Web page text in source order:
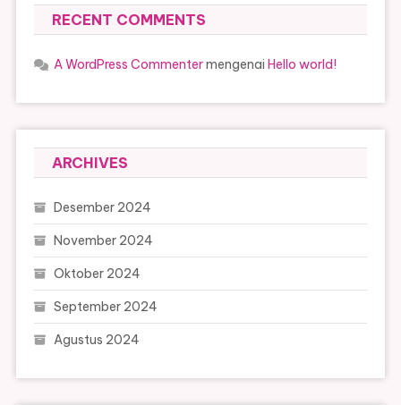
RECENT COMMENTS
A WordPress Commentermengenai Hello world!
ARCHIVES
Desember 2024
November 2024
Oktober 2024
September 2024
Agustus 2024